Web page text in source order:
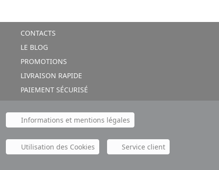
CONTACTS
LE BLOG
PROMOTIONS
LIVRAISON RAPIDE
PAIEMENT SÉCURISÉ
Informations et mentions légales
Utilisation des Cookies Service client